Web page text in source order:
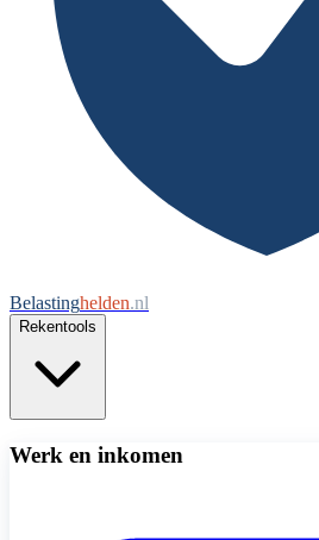
Belastinghelden.nl
Rekentools
Werk en inkomen